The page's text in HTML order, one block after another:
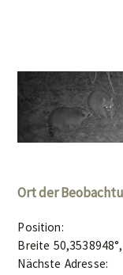
Ort der
Position:
Breite
Nächste Adresse: